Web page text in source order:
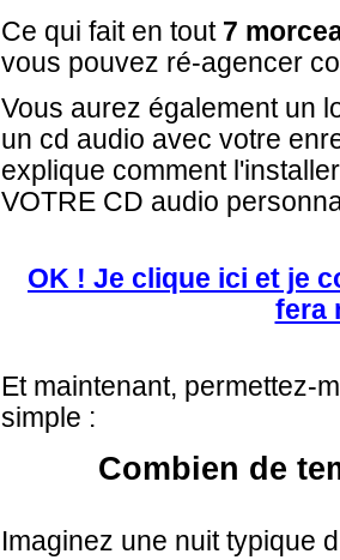
Ce qui fait en tout 7
vous pouvez ré-agencer
Vous aurez également un
un cd audio avec votre
explique comment
VOTRE CD audio
OK ! Je clique ici et je
fera
Et maintenant, permettez-
simple :
Combien de
Imaginez une nuit typique